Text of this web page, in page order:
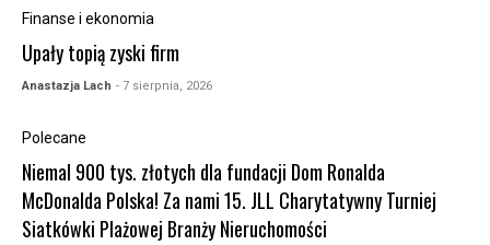
Finanse i ekonomia
Upały topią zyski firm
Anastazja Lach - 7 sierpnia, 2026
Polecane
Niemal 900 tys. złotych dla fundacji Dom Ronalda
McDonalda Polska! Za nami 15. JLL Charytatywny Turniej
Siatkówki Plażowej Branży Nieruchomości